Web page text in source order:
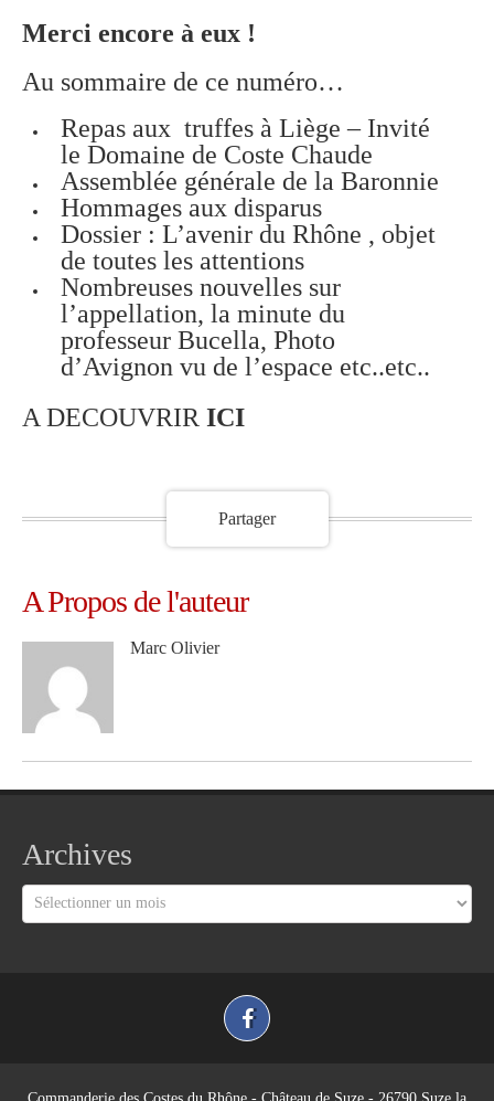
Merci encore à eux !
Au sommaire de ce numéro…
Repas aux truffes à Liège – Invité
le Domaine de Coste Chaude
Assemblée générale de la Baronnie
Hommages aux disparus
Dossier : L’avenir du Rhône , objet
de toutes les attentions
Nombreuses nouvelles sur
l’appellation, la minute du
professeur Bucella, Photo
d’Avignon vu de l’espace etc..etc..
A DECOUVRIR ICI
Partager
A Propos de l'auteur
Marc Olivier
Archives
Archives